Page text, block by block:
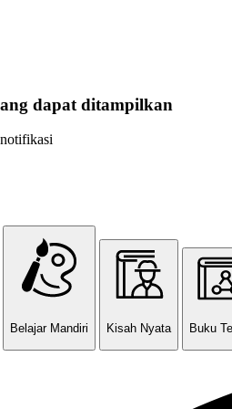
dapat ditampilkan
Belajar Mandiri Kisah Nyata Buku